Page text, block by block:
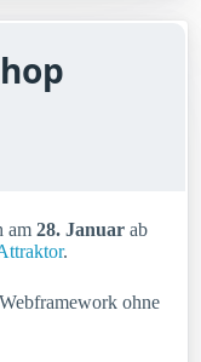
am28. Januar ab
.
ohne